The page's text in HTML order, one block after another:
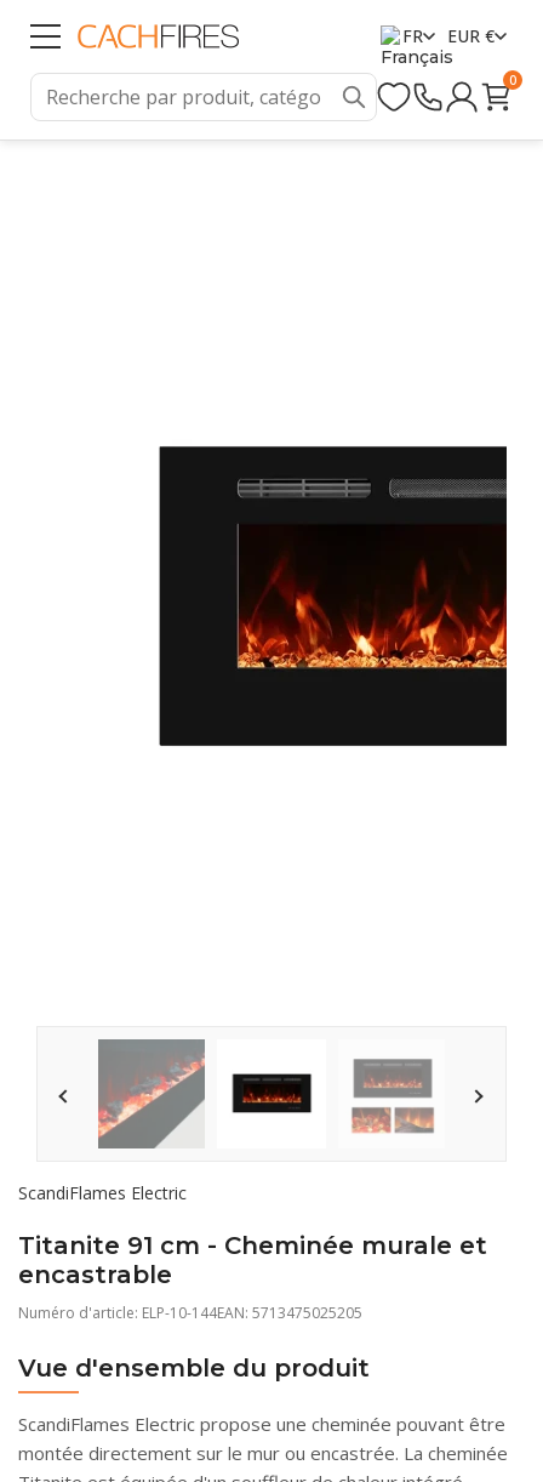
FR EUR €
0
ScandiFlames Electric
Titanite 91 cm - Cheminée murale et
encastrable
Numéro d'article: ELP-10-144EAN: 5713475025205
Vue d'ensemble du produit
ScandiFlames Electric propose une cheminée pouvant être
montée directement sur le mur ou encastrée. La cheminée